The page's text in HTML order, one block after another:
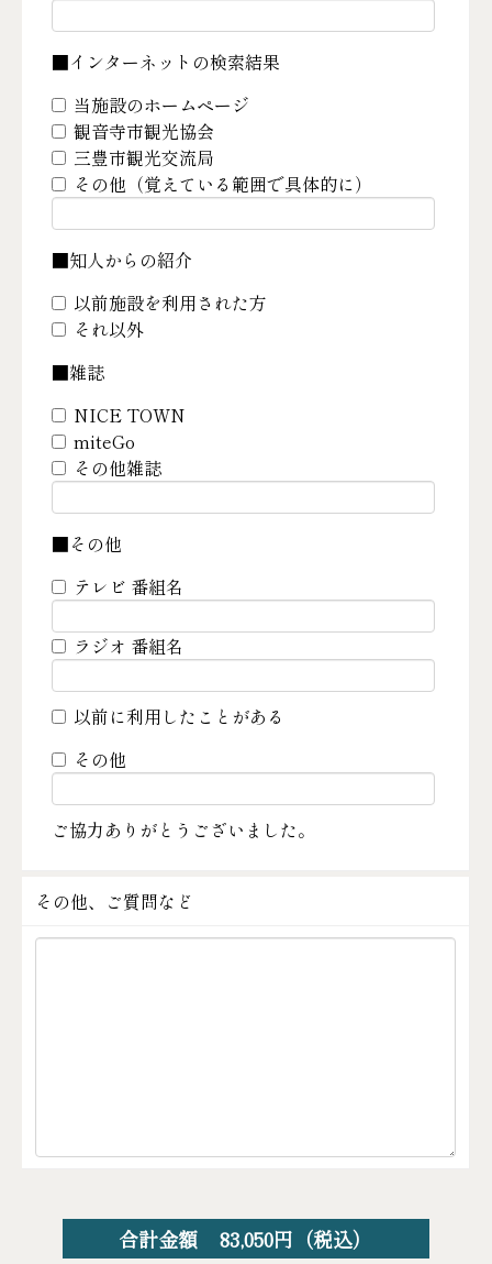
■インターネットの検索結果
当施設のホームページ
観音寺市観光協会
三豊市観光交流局
その他（覚えている範囲で具体的に）
■知人からの紹介
以前施設を利用された方
それ以外
■雑誌
NICE TOWN
miteGo
その他雑誌
■その他
テレビ 番組名
ラジオ 番組名
以前に利用したことがある
その他
ご協力ありがとうございました。
その他、ご質問など
合計金額 83,050円（税込）